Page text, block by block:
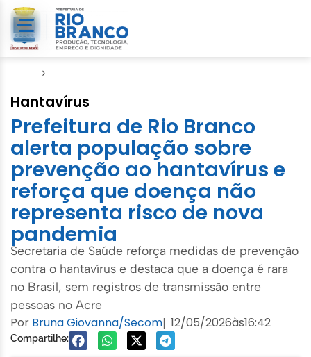
›
Hantavírus
Prefeitura de Rio Branco
alerta população sobre
prevenção ao hantavírus e
reforça que doença não
representa risco de nova
pandemia
Secretaria de Saúde reforça medidas de prevenção
contra o hantavírus e destaca que a doença é rara
no Brasil, sem registros de transmissão entre
pessoas no Acre
Por Bruna Giovanna/Secom| 12/05/2026às16:42
Compartilhe: